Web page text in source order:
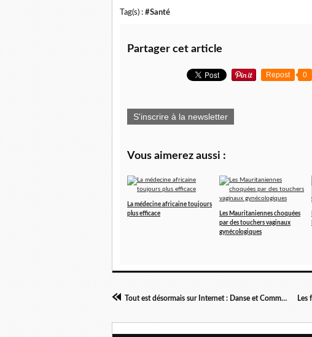
Tag(s) : #Santé
Partager cet article
Repost 0
S'inscrire à la newsletter
Vous aimerez aussi :
La médecine africaine toujours
plus efficace
Les Mauritaniennes choquées
par des touchers vaginaux
gynécologiques
Tout est désormais sur Internet : Danse et Commerce!